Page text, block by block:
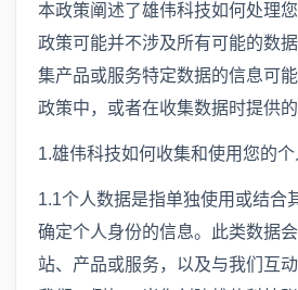
本政策阐述了雄伟科技如何处理
政策可能并不涉及所有可能的数
集产品或服务特定数据的信息可
政策中，或者在收集数据时提供的
1.雄伟科技如何收集和使用您的
1.1个人数据是指单独使用或结合
确定个人身份的信息。此类数据
站、产品或服务，以及与我们互